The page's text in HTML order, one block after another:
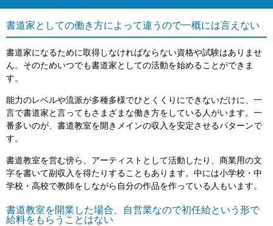
書道家としての働き方によって違うので一概には言えない
書道家になるために取得しなければならない資格や試験はありませ
ん。そのためいつでも書道家としての活動を始めることができま
す。
能力のレベルや流派が多種多様でひとくくりにできないだけに、一
言で書道家と言ってもさまざまな働き方をしている人がいます。一
番多いのが、書道教室を開きメインの収入を安定させるパターンで
す。
書道教室を営む傍ら、アーティストとして活動したり、商業用の文
字を書いて副収入を得たりすることもあります。中には小学校・中
学校・高校で教師をしながら自分の作品を作っている人もいます。
書道教室を開業した場合、自営業なので初任給という形で
給料をもらうことはない